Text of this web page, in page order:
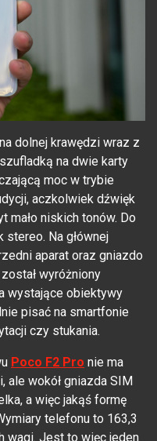
dolnej krawędzi wraz z
na dwie karty
moc w trybie
aczkolwiek dźwięk
mało niskich tonów. Do
Na głównej
aparat oraz gniazdo
wyróżniony
wystające obiektywy
pisać na smartfonie
czy stukania.
Poco F2 Pro nie ma
ale wokół gniazda SIM
a więc jakąś formę
telefonu to 163,3
wagi. Jest to więc jeden